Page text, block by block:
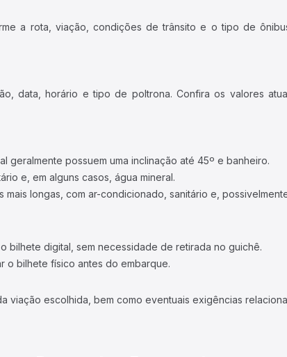
a rota, viação, condições de trânsito e o tipo de
data, horário e tipo de poltrona. Confira os valores
geralmente possuem uma inclinação até 45º e banheiro.
e, em alguns casos, água mineral.
mais longas, com ar-condicionado, sanitário e,
bilhete digital, sem necessidade de retirada no guichê.
o bilhete físico antes do embarque.
viação escolhida, bem como eventuais exigências